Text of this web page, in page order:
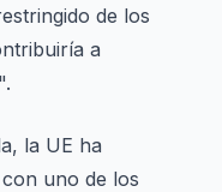
de los
a
la UE ha
uno de los